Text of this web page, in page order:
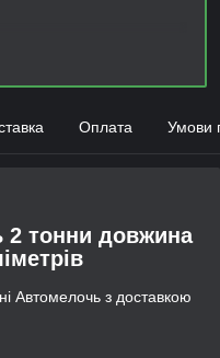
Оплата Умови
2 тонни довжина
Автомелочь з доставкою